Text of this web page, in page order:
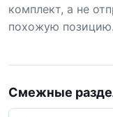
комплект, а не
похожую позицию.
Смежные